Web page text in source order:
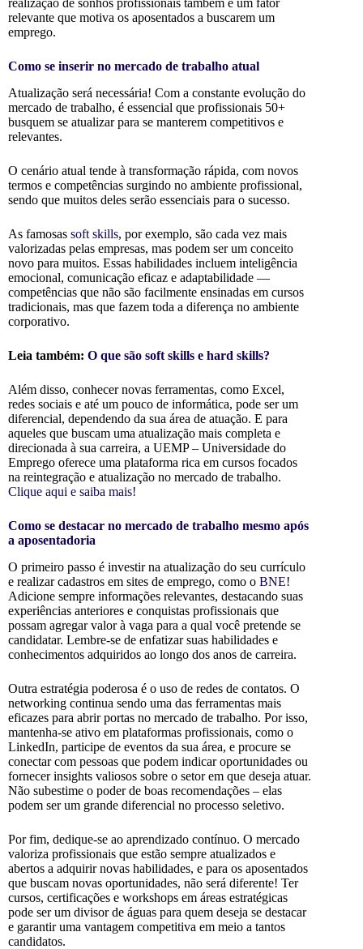
realização de sonhos profissionais também é um fator
relevante que motiva os aposentados a buscarem um
emprego.
Como se inserir no mercado de trabalho atual
Atualização será necessária! Com a constante evolução do
mercado de trabalho, é essencial que profissionais 50+
busquem se atualizar para se manterem competitivos e
relevantes.
O cenário atual tende à transformação rápida, com novos
termos e competências surgindo no ambiente profissional,
sendo que muitos deles serão essenciais para o sucesso.
As famosas soft skills, por exemplo, são cada vez mais
valorizadas pelas empresas, mas podem ser um conceito
novo para muitos. Essas habilidades incluem inteligência
emocional, comunicação eficaz e adaptabilidade —
competências que não são facilmente ensinadas em cursos
tradicionais, mas que fazem toda a diferença no ambiente
corporativo.
Leia também: O que são soft skills e hard skills?
Além disso, conhecer novas ferramentas, como Excel,
redes sociais e até um pouco de informática, pode ser um
diferencial, dependendo da sua área de atuação. E para
aqueles que buscam uma atualização mais completa e
direcionada à sua carreira, a UEMP – Universidade do
Emprego oferece uma plataforma rica em cursos focados
na reintegração e atualização no mercado de trabalho.
Clique aqui e saiba mais!
Como se destacar no mercado de trabalho mesmo após
a aposentadoria
O primeiro passo é investir na atualização do seu currículo
e realizar cadastros em sites de emprego, como o BNE!
Adicione sempre informações relevantes, destacando suas
experiências anteriores e conquistas profissionais que
possam agregar valor à vaga para a qual você pretende se
candidatar. Lembre-se de enfatizar suas habilidades e
conhecimentos adquiridos ao longo dos anos de carreira.
Outra estratégia poderosa é o uso de redes de contatos. O
networking continua sendo uma das ferramentas mais
eficazes para abrir portas no mercado de trabalho. Por isso,
mantenha-se ativo em plataformas profissionais, como o
LinkedIn, participe de eventos da sua área, e procure se
conectar com pessoas que podem indicar oportunidades ou
fornecer insights valiosos sobre o setor em que deseja atuar.
Não subestime o poder de boas recomendações – elas
podem ser um grande diferencial no processo seletivo.
Por fim, dedique-se ao aprendizado contínuo. O mercado
valoriza profissionais que estão sempre atualizados e
abertos a adquirir novas habilidades, e para os aposentados
que buscam novas oportunidades, não será diferente! Ter
cursos, certificações e workshops em áreas estratégicas
pode ser um divisor de águas para quem deseja se destacar
e garantir uma vantagem competitiva em meio a tantos
candidatos.